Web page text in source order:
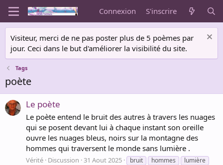
Connexion S'inscrire
Visiteur, merci de ne pas poster plus de 5 poèmes par
jour. Ceci dans le but d'améliorer la visibilité du site.
Tags
poète
Le poète
Le poète entend le bruit des autres à travers les nuages
qui se posent devant lui à chaque instant son oreille
ouvre les nuages bleus, noirs sur la montagne des
hommes qui traversent le monde sans lumière .
Vérité Discussion 31 Aout 2025 bruit hommes
lumière